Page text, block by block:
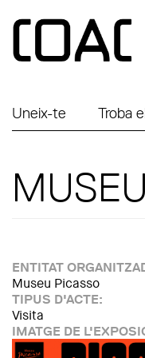
Uneix-te Troba
ENTITAT
Museu Picasso
TIPUS D'ACTE:
Visita
IMATGE DE